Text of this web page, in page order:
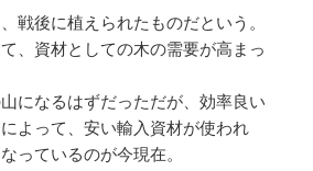
戦後に植えられたものだという。
、資材としての木の需要が高まっ
になるはずだっただが、効率良い
よって、安い輸入資材が使われ
っているのが今現在。